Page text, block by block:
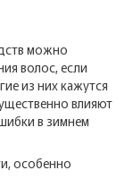
можно
волос, если
из них кажутся
влияют
в зимнем
особенно